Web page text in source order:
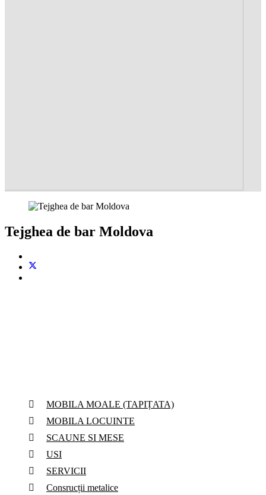
Tejghea de bar Moldova
MOBILA MOALE (TAPIȚATA)
MOBILA LOCUINTE
SCAUNE SI MESE
USI
SERVICII
Consrucții metalice